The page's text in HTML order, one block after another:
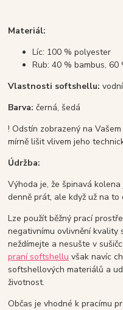
Materiál:
Líc: 100 % polyester
Rub: 40 % bambus,
Vlastnosti softshellu:
Barva: černá, šedá
! Odstín zobrazený na
mírně lišit vlivem jeho
Údržba:
Výhoda je, že špinavá
denně prát, ale když už na to
Lze použít běžný prací
negativnímu ovlivnění kvality
neždímejte a nesušte v
praní softshellu však navíc
softshellových materiálů a
životnost.
Občas je vhodné k pracímu